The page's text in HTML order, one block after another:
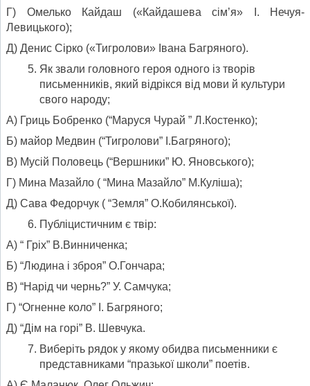
Г) Омелько Кайдаш («Кайдашева сім’я» І. Нечуя-
Левицького);
Д) Денис Сірко («Тигролови» Івана Багряного).
Як звали головного героя одного із творів
письменників, який відрікся від мови й культури
свого народу;
А) Гриць Бобренко (“Маруся Чурай ” Л.Костенко);
Б) майор Медвин (“Тигролови” І.Багряного);
В) Мусій Половець (“Вершники” Ю. Яновського);
Г) Мина Мазайло ( “Мина Мазайло” М.Куліша);
Д) Сава Федорчук ( “Земля” О.Кобилянської).
Публіцистичним є твір:
А) “ Гріх” В.Винниченка;
Б) “Людина і зброя” О.Гончара;
В) “Нарід чи чернь?” У. Самчука;
Г) “Огненне коло” І. Багряного;
Д) “Дім на горі” В. Шевчука.
Виберіть рядок у якому обидва письменники є
представниками “празької школи” поетів.